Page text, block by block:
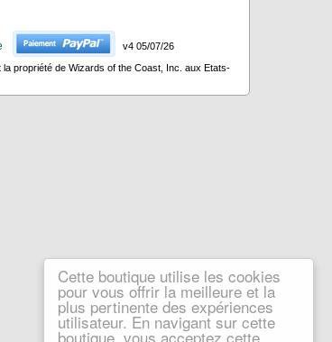
Cette boutique utilise les cookies
pour vous offrir la meilleure et la
plus pertinente des expériences
utilisateur. En navigant sur cette
boutique, vous acceptez cette
v4 05/07/26
propriété de Wizards of the Coast, Inc. aux Etats-